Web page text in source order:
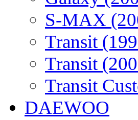
S-MAX
Transit
Transit
Transit
DAEWOO